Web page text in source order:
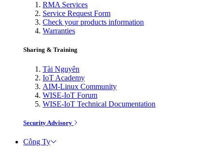
RMA Services
Service Request Form
Check your products information
Warranties
Sharing & Training
Tài Nguyên
IoT Academy
AIM-Linux Community
WISE-IoT Forum
WISE-IoT Technical Documentation
Security Advisory
Công Ty